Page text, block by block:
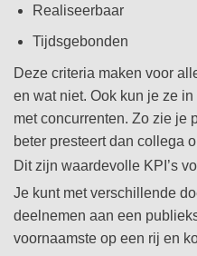
Realiseerbaar
Tijdsgebonden
Deze criteria maken voor
en wat niet. Ook kun je ze
met concurrenten. Zo zie je
beter presteert dan collega
Dit zijn waardevolle KPI’s
Je kunt met verschillende
deelnemen aan een
voornaamste op een rij en